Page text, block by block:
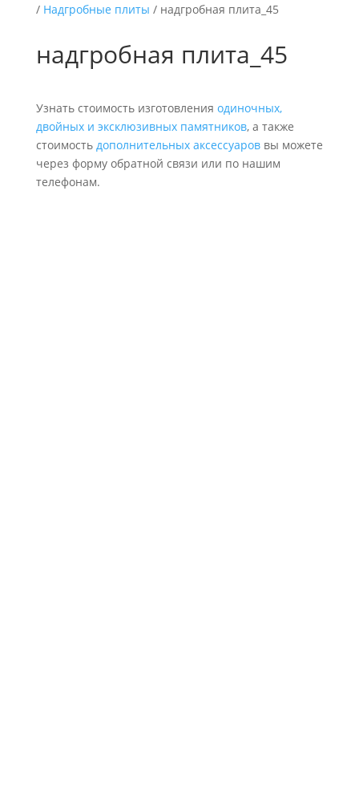
/ Надгробные плиты / надгробная плита_45
надгробная плита_45
Узнать стоимость изготовления одиночных,
двойных и эксклюзивных памятников, а также
стоимость дополнительных аксессуароввы можете
через форму обратной связи или по нашим
телефонам.